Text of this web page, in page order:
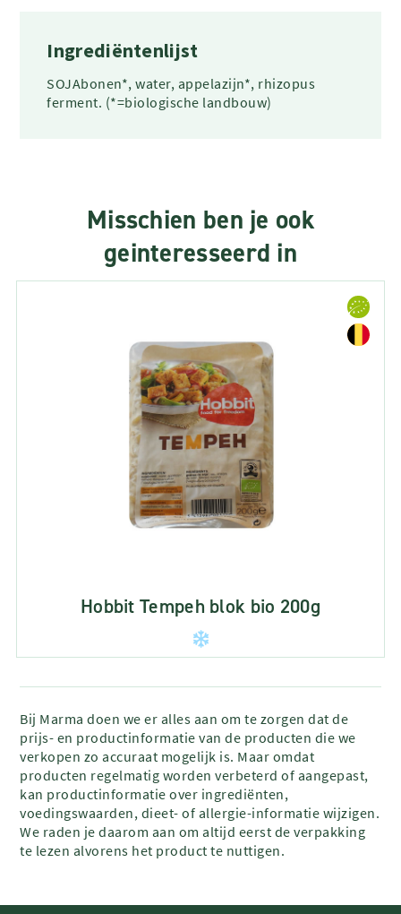
Ingrediëntenlijst
SOJAbonen*, water, appelazijn*, rhizopus
ferment. (*=biologische landbouw)
Misschien ben je ook
geinteresseerd in
Hobbit Tempeh blok bio 200g
Bij Marma doen we er alles aan om te zorgen dat de
prijs- en productinformatie van de producten die we
verkopen zo accuraat mogelijk is. Maar omdat
producten regelmatig worden verbeterd of aangepast,
kan productinformatie over ingrediënten,
voedingswaarden, dieet- of allergie-informatie wijzigen.
We raden je daarom aan om altijd eerst de verpakking
te lezen alvorens het product te nuttigen.